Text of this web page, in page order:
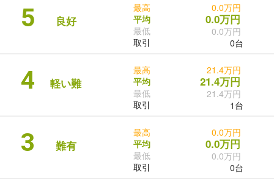
5 良好
最高
平均
最低
取引
0.0万円
0.0万円
0.0万円
0台
4 軽い難
最高
平均
最低
取引
21.4万円
21.4万円
21.4万円
1台
3 難有
最高
平均
最低
取引
0.0万円
0.0万円
0.0万円
0台